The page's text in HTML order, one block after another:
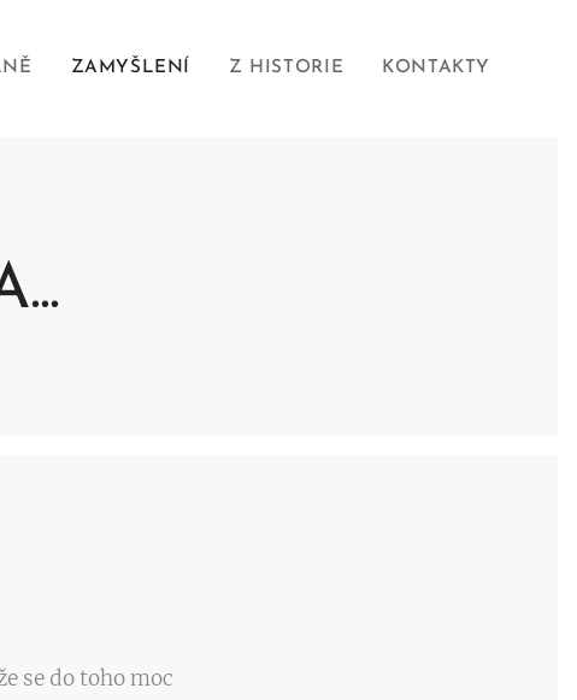
ZAMYŠLENÍ Z HISTORIE KONTAKTY
se do toho moc